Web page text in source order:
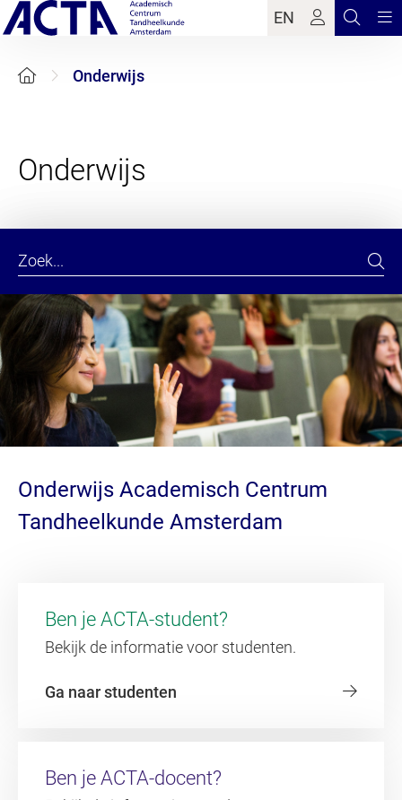
EN
Onderwijs
Onderwijs Academisch Centrum
Tandheelkunde Amsterdam
Ben je ACTA-student?
Bekijk de informatie voor studenten.
Ga naar studenten
Ben je ACTA-docent?